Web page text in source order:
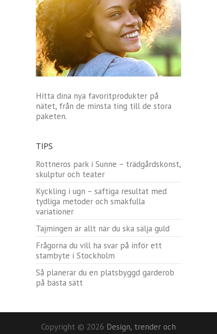
Hitta dina nya favoritprodukter på
nätet, från de minsta ting till de stora
paketen.
TIPS
Rottneros park i Sunne – trädgårdskonst,
skulptur och teater
Kyckling i ugn – saftiga resultat med
tydliga metoder och smakfulla
variationer
Tajmingen är allt när du ska sälja guld
Frågorna du vill ha svar på inför ett
stambyte i Stockholm
Så planerar du en platsbyggd garderob
på bästa sätt
Copyright © 2026 Design, trender och